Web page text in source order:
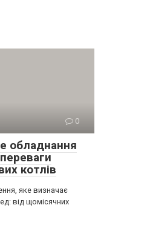
0
обладнання
котлів
яке визначає
від щомісячних